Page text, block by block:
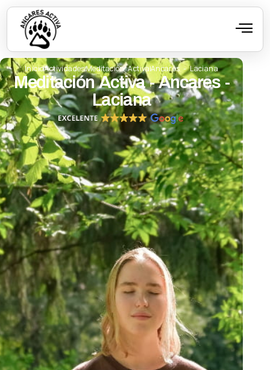
InicioActividadesMeditación ActivaAncares - Laciana
Meditación Activa - Ancares -
Laciana